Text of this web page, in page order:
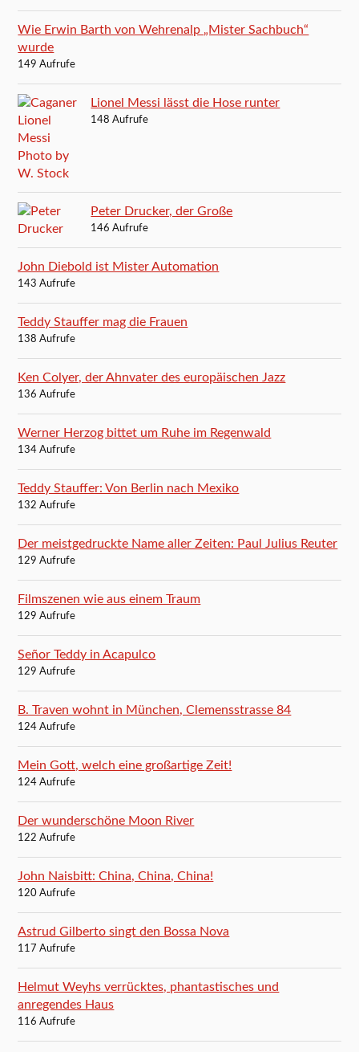
Wie Erwin Barth von Wehrenalp „Mister Sachbuch“
wurde
149 Aufrufe
Lionel Messi lässt die Hose runter
148 Aufrufe
Peter Drucker, der Große
146 Aufrufe
John Diebold ist Mister Automation
143 Aufrufe
Teddy Stauffer mag die Frauen
138 Aufrufe
Ken Colyer, der Ahnvater des europäischen Jazz
136 Aufrufe
Werner Herzog bittet um Ruhe im Regenwald
134 Aufrufe
Teddy Stauffer: Von Berlin nach Mexiko
132 Aufrufe
Der meistgedruckte Name aller Zeiten: Paul Julius Reuter
129 Aufrufe
Filmszenen wie aus einem Traum
129 Aufrufe
Señor Teddy in Acapulco
129 Aufrufe
B. Traven wohnt in München, Clemensstrasse 84
124 Aufrufe
Mein Gott, welch eine großartige Zeit!
124 Aufrufe
Der wunderschöne Moon River
122 Aufrufe
John Naisbitt: China, China, China!
120 Aufrufe
Astrud Gilberto singt den Bossa Nova
117 Aufrufe
Helmut Weyhs verrücktes, phantastisches und
anregendes Haus
116 Aufrufe